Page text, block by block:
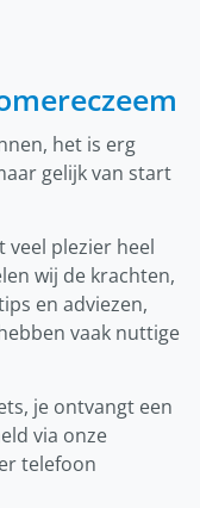
het is erg
gelijk van start
veel plezier heel
wij de krachten,
en adviezen,
vaak nuttige
je ontvangt een
via onze
telefoon